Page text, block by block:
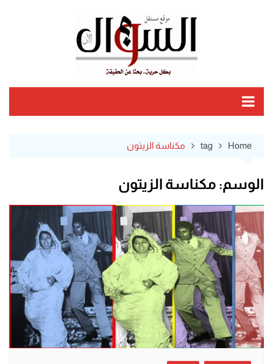
Home
tag مكناسة الزيتون
الوسم: مكناسة الزيتون